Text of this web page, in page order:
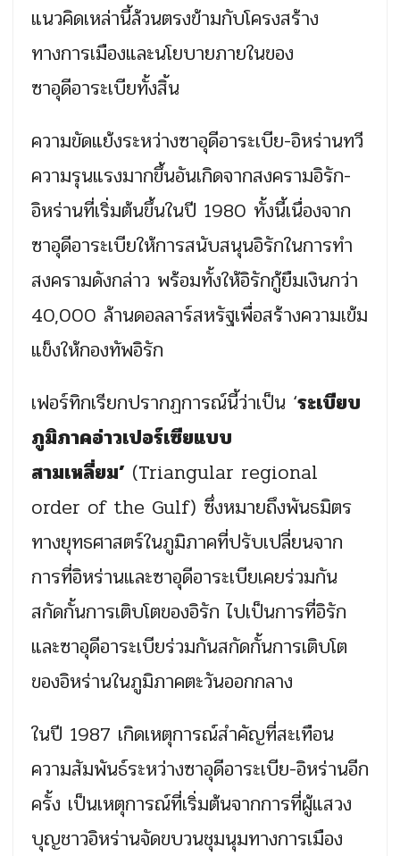
แนวคิดเหล่านี้ล้วนตรงข้ามกับโครงสร้าง
ทางการเมืองและนโยบายภายในของ
ซาอุดีอาระเบียทั้งสิ้น
ความขัดแย้งระหว่างซาอุดีอาระเบีย-อิหร่านทวี
ความรุนแรงมากขึ้นอันเกิดจากสงครามอิรัก-
อิหร่านที่เริ่มต้นขึ้นในปี 1980 ทั้งนี้เนื่องจาก
ซาอุดีอาระเบียให้การสนับสนุนอิรักในการทำ
สงครามดังกล่าว พร้อมทั้งให้อิรักกู้ยืมเงินกว่า
40,000 ล้านดอลลาร์สหรัฐเพื่อสร้างความเข้ม
แข็งให้กองทัพอิรัก
เฟอร์ทิกเรียกปรากฏการณ์นี้ว่าเป็น ‘ระเบียบ
ภูมิภาคอ่าวเปอร์เซียแบบ
สามเหลี่ยม’ (Triangular regional
order of the Gulf) ซึ่งหมายถึงพันธมิตร
ทางยุทธศาสตร์ในภูมิภาคที่ปรับเปลี่ยนจาก
การที่อิหร่านและซาอุดีอาระเบียเคยร่วมกัน
สกัดกั้นการเติบโตของอิรัก ไปเป็นการที่อิรัก
และซาอุดีอาระเบียร่วมกันสกัดกั้นการเติบโต
ของอิหร่านในภูมิภาคตะวันออกกลาง
ในปี 1987 เกิดเหตุการณ์สำคัญที่สะเทือน
ความสัมพันธ์ระหว่างซาอุดีอาระเบีย-อิหร่านอีก
ครั้ง เป็นเหตุการณ์ที่เริ่มต้นจากการที่ผู้แสวง
บุญชาวอิหร่านจัดขบวนชุมนุมทางการเมือง